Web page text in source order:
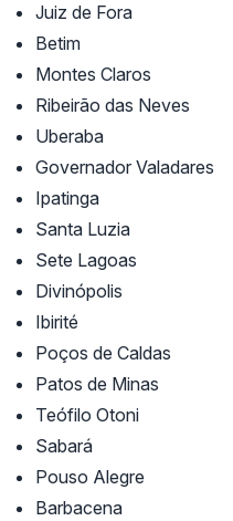
Juiz de Fora
Betim
Montes Claros
Ribeirão das Neves
Uberaba
Governador Valadares
Ipatinga
Santa Luzia
Sete Lagoas
Divinópolis
Ibirité
Poços de Caldas
Patos de Minas
Teófilo Otoni
Sabará
Pouso Alegre
Barbacena